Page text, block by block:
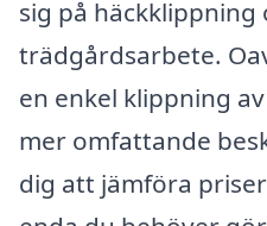
sig på häckklippning
trädgårdsarbete.
en enkel klippning
mer omfattande
dig att jämföra